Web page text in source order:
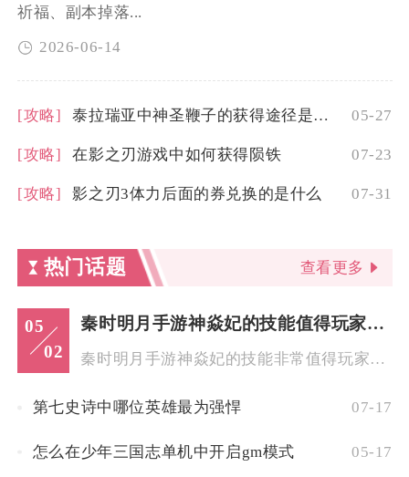
祈福、副本掉落...
2026-06-14
[攻略] 泰拉瑞亚中神圣鞭子的获得途径是什么 05-27
[攻略] 在影之刃游戏中如何获得陨铁 07-23
[攻略] 影之刃3体力后面的券兑换的是什么 07-31
热门话题 查看更多
05
02
秦时明月手游神焱妃的技能值得玩家关注吗
秦时明月手游神焱妃的技能非常值得玩家关注，其技能体系兼具高额...
第七史诗中哪位英雄最为强悍 07-17
怎么在少年三国志单机中开启gm模式 05-17